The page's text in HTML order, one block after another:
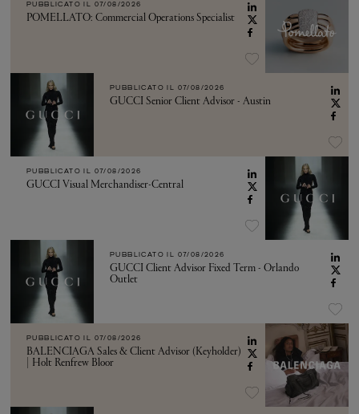
PUBBLICATO IL 07/08/2026
POMELLATO: Commercial Operations Specialist
PUBBLICATO IL 07/08/2026
GUCCI Senior Client Advisor - Austin
PUBBLICATO IL 07/08/2026
GUCCI Visual Merchandiser-Central
PUBBLICATO IL 07/08/2026
GUCCI Client Advisor Fixed Term - Orlando
Outlet
PUBBLICATO IL 07/08/2026
BALENCIAGA Sales & Client Advisor (Keyholder)
| Holt Renfrew Bloor